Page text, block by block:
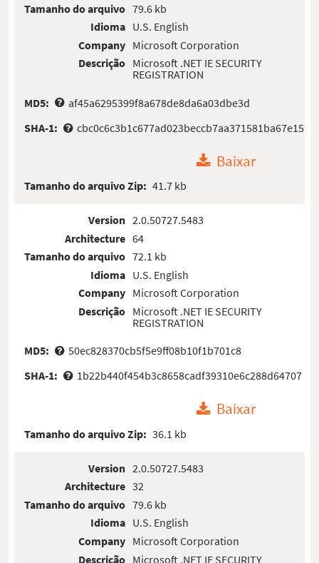
Tamanho do arquivo
Idioma
Company
Descrição
79.6 kb
U.S. English
Microsoft Corporation
Microsoft .NET IE SECURITY
REGISTRATION
MD5:
af45a6295399f8a678de8da6a03dbe3d
SHA-1:
cbc0c6c3b1c677ad023beccb7aa371581ba67e15
Baixar
Tamanho do arquivo Zip: 41.7 kb
Version
Architecture
Tamanho do arquivo
Idioma
Company
Descrição
2.0.50727.5483
64
72.1 kb
U.S. English
Microsoft Corporation
Microsoft .NET IE SECURITY
REGISTRATION
MD5:
50ec828370cb5f5e9ff08b10f1b701c8
SHA-1:
1b22b440f454b3c8658cadf39310e6c288d64707
Baixar
Tamanho do arquivo Zip: 36.1 kb
Version
Architecture
Tamanho do arquivo
Idioma
Company
Descrição
2.0.50727.5483
32
79.6 kb
U.S. English
Microsoft Corporation
Microsoft .NET IE SECURITY